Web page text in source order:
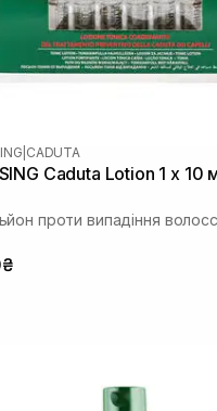
CADUTA
Caduta Lotion 1 х 10
проти випадіння